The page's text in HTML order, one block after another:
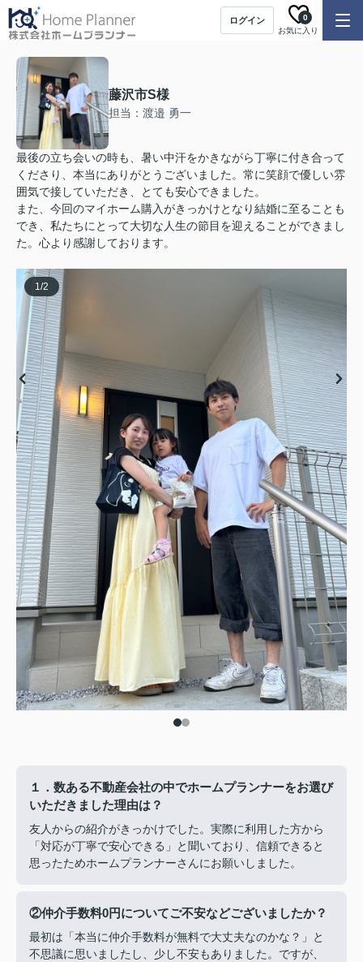
ログイン
お気に入り
0
藤沢市S様
担当：渡邉 勇一
最後の立ち会いの時も、暑い中汗をかきながら丁寧に付き合って
くださり、本当にありがとうございました。常に笑顔で優しい雰
囲気で接していただき、とても安心できました。
また、今回のマイホーム購入がきっかけとなり結婚に至ることも
でき、私たちにとって大切な人生の節目を迎えることができまし
た。心より感謝しております。
1/2
１．数ある不動産会社の中でホームプランナーをお選び
いただきました理由は？
友人からの紹介がきっかけでした。実際に利用した方から
「対応が丁寧で安心できる」と聞いており、信頼できると
思ったためホームプランナーさんにお願いしました。
②仲介手数料0円についてご不安などございましたか？
最初は「本当に仲介手数料が無料で大丈夫なのかな？」と
不思議に思いましたし、少し不安もありました。ですが、